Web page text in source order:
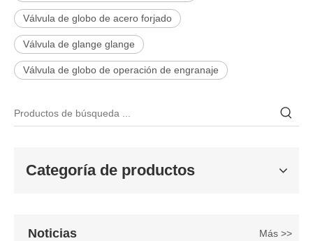
Válvula de globo de acero forjado
Válvula de glange glange
Válvula de globo de operación de engranaje
Categoría de productos
Noticias Más >>
2026-06-25
Válvula de compuerta de bronce, níquel y aluminio C95800: diseño técnico, rendimiento y aplicaciones industriales